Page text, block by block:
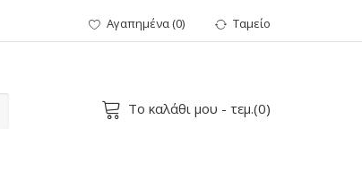
Αγαπημένα(0) Ταμείο
Το καλάθι μου - τεμ.(0)